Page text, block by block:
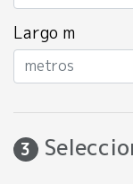
Largo m
3